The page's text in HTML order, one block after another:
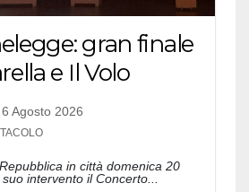
gran finale
e Il Volo
6 Agosto 2026
in città domenica 20
intervento il Concerto...